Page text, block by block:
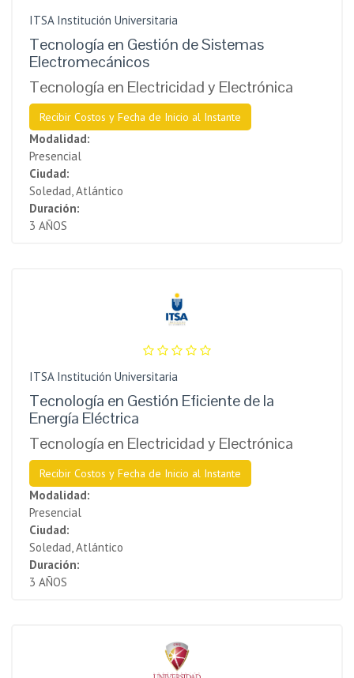
ITSA Institución Universitaria
Tecnología en Gestión de Sistemas
Electromecánicos
Tecnología en Electricidad y Electrónica
Recibir Costos y Fecha de Inicio al Instante
Modalidad:
Presencial
Ciudad:
Soledad, Atlántico
Duración:
3 AÑOS
ITSA Institución Universitaria
Tecnología en Gestión Eficiente de la
Energía Eléctrica
Tecnología en Electricidad y Electrónica
Recibir Costos y Fecha de Inicio al Instante
Modalidad:
Presencial
Ciudad:
Soledad, Atlántico
Duración:
3 AÑOS